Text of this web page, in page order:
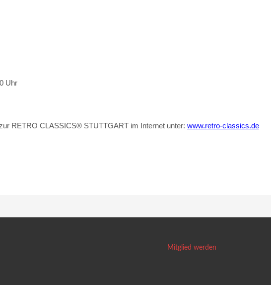
Uhr
RETRO CLASSICS® STUTTGART im Internet unter: www.retro-classics.de
Mitglied werden